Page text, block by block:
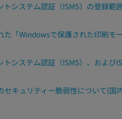
システム認証（ISMS）の登録
た「Windowsで保護された印刷モ
システム認証（ISMS）、および
セキュリティー脆弱性について(国